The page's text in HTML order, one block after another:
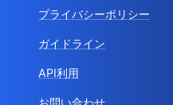
プライバシーポリシー
ガイドライン
API利用